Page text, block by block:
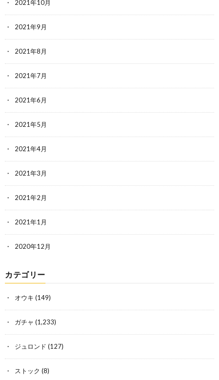
2021年10月
2021年9月
2021年8月
2021年7月
2021年6月
2021年5月
2021年4月
2021年3月
2021年2月
2021年1月
2020年12月
カテゴリー
オウキ (149)
ガチャ (1,233)
ジュロンド (127)
ストック (8)